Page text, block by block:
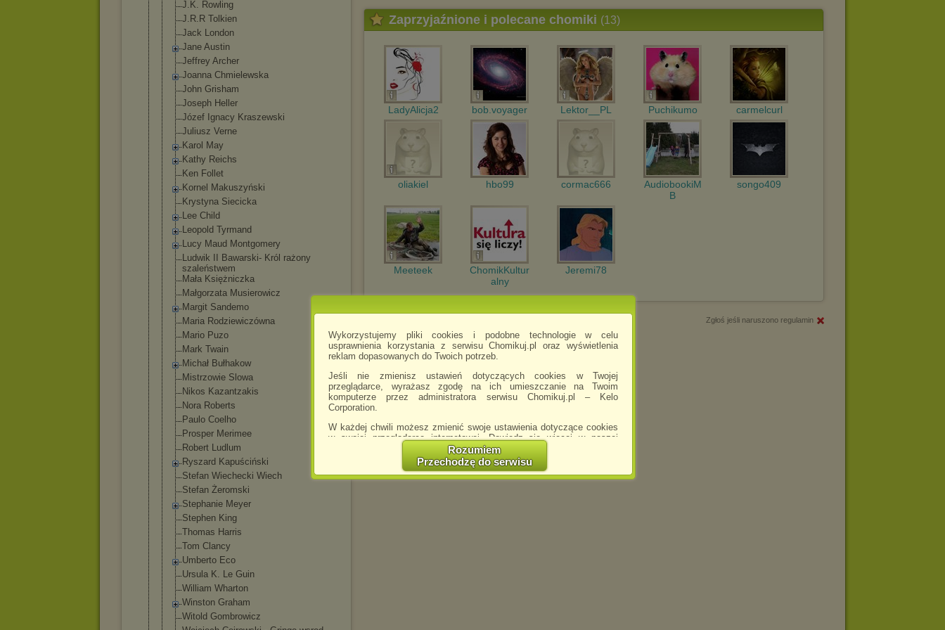
Wykorzystujemy pliki cookies i podobne technologie w celu
usprawnienia korzystania z serwisu Chomikuj.pl oraz wyświetlenia
reklam dopasowanych do Twoich potrzeb.
Jeśli nie zmienisz ustawień dotyczących cookies w Twojej
przeglądarce, wyrażasz zgodę na ich umieszczanie na Twoim
komputerze przez administratora serwisu Chomikuj.pl – Kelo
Corporation.
W każdej chwili możesz zmienić swoje ustawienia dotyczące cookies
w swojej przeglądarce internetowej. Dowiedz się więcej w naszej
http://chomikuj.pl/PolitykaPrywatnosci.aspx
Jednocześnie informujemy że zmiana ustawień przeglądarki może
spowodować ograniczenie korzystania ze strony Chomikuj.pl.
Rozumiem
Przechodzę do serwisu
J.K. Rowling
J.R.R Tolkien
Jack London
Jane Austin
Jeffrey Archer
Joanna Chmielewska
John Grisham
Joseph Heller
Józef Ignacy Kraszewski
Juliusz Verne
Karol May
Kathy Reichs
Ken Follet
Kornel Makuszyński
Krystyna Siecicka
Lee Child
Leopold Tyrmand
Lucy Maud Montgomery
Ludwik II Bawarski- Król rażony
szaleństwem
Mała Księżniczka
Małgorzata Musierowicz
Margit Sandemo
Maria Rodziewiczówna
Mario Puzo
Mark Twain
Michał Bułhakow
Mistrzowie Slowa
Nikos Kazantzakis
Nora Roberts
Paulo Coelho
Prosper Merimee
Robert Ludlum
Ryszard Kapuściński
Stefan Wiechecki Wiech
Stefan Żeromski
Stephanie Meyer
Stephen King
Thomas Harris
Tom Clancy
Umberto Eco
Ursula K. Le Guin
William Wharton
Winston Graham
Witold Gombrowicz
Zaprzyjaźnione i polecane chomiki (13)
LadyAlicja2 bob.voyager Lektor__PL Puchikumo carmelcurl
oliakiel hbo99 cormac666
AudiobookiM
B
songo409
Meeteek
ChomikKultur
alny
Jeremi78
Zgłoś jeśli naruszono regulamin